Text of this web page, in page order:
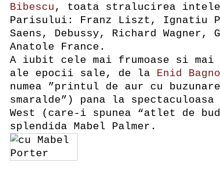
Bibescu , toata stralucirea
Parisului: Franz Liszt, Ignatiu
Saens, Debussy, Richard Wagner,
Anatole France.
A iubit cele mai frumoase si mai
ale epocii sale, de la Enid
numea ”printul de aur cu
smaralde”) pana la
West (care-i spunea “atlet de
splendida Mabel Palmer.